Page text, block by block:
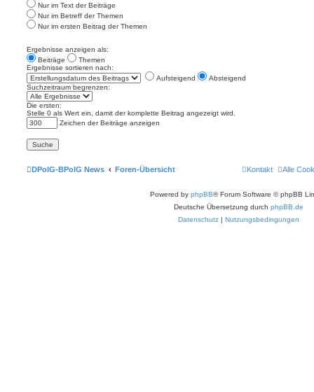
Nur im Text der Beiträge
Nur im Betreff der Themen
Nur im ersten Beitrag der Themen
Ergebnisse anzeigen als:
Beiträge
Themen
Ergebnisse sortieren nach:
Aufsteigend
Absteigend
Suchzeitraum begrenzen:
Die ersten:
Stelle 0 als Wert ein, damit der komplette Beitrag angezeigt wird.
Zeichen der Beiträge anzeigen
DPolG-BPolG News Foren-Übersicht Alle
Kontakt
Powered by phpBB® Forum Software © phpBB
Deutsche Übersetzung durch phpBB.de
Datenschutz | Nutzungsbedingungen